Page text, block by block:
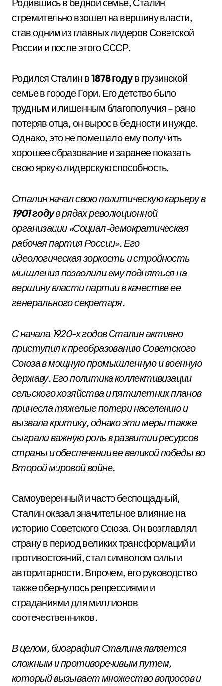
Родившись в бедной семье, Сталин
стремительно взошел на вершину власти,
став одним из главных лидеров Советской
России и после этого СССР.
Родился Сталин в1878 годув грузинской
семье в городе Гори. Его детство было
трудным и лишенным благополучия – рано
потеряв отца, он вырос в бедности и нужде.
Однако, это не помешало ему получить
хорошее образование и заранее показать
свою яркую лидерскую способность.
Сталин начал свою политическую карьеру в
1901 годув рядах революционной
организации «Социал-демократическая
рабочая партия России». Его
идеологическая зоркость и стройность
мышления позволили ему подняться на
вершину власти партии в качестве ее
генерального секретаря.
С начала 1920-х годов Сталин активно
приступил к преобразованию Советского
Союза в мощную промышленную и военную
державу. Его политика коллективизации
сельского хозяйства и пятилетних планов
принесла тяжелые потери населению и
вызвала критику, однако эти меры также
сыграли важную роль в развитии ресурсов
страны и обеспечении ее великой победы во
Второй мировой войне.
Самоуверенный и часто беспощадный,
Сталин оказал значительное влияние на
историю Советского Союза. Он возглавлял
страну в период великих трансформаций и
противостояний, стал символом силы и
авторитарности. Впрочем, его руководство
также обернулось репрессиями и
страданиями для миллионов
соотечественников.
В целом, биография Сталина является
сложным и противоречивым путем,
который вызывает множество вопросов и